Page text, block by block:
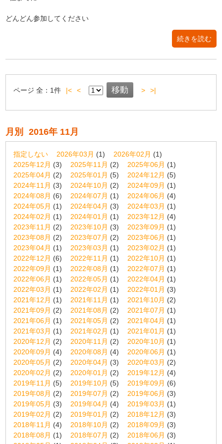
どんどん参加してください
続きを読む
ページ 全： 1件 |< < > >|
月別 2016年 11月
指定しない 2026年03月 (1) 2026年02月 (1)
2025年12月 (3) 2025年11月 (2) 2025年06月 (1)
2025年04月 (2) 2025年01月 (5) 2024年12月 (5)
2024年11月 (3) 2024年10月 (2) 2024年09月 (1)
2024年08月 (6) 2024年07月 (1) 2024年06月 (4)
2024年05月 (1) 2024年04月 (3) 2024年03月 (1)
2024年02月 (1) 2024年01月 (1) 2023年12月 (4)
2023年11月 (2) 2023年10月 (3) 2023年09月 (1)
2023年08月 (2) 2023年07月 (2) 2023年06月 (1)
2023年04月 (1) 2023年03月 (1) 2023年02月 (1)
2022年12月 (6) 2022年11月 (1) 2022年10月 (1)
2022年09月 (1) 2022年08月 (1) 2022年07月 (1)
2022年06月 (1) 2022年05月 (1) 2022年04月 (1)
2022年03月 (1) 2022年02月 (1) 2022年01月 (3)
2021年12月 (1) 2021年11月 (1) 2021年10月 (2)
2021年09月 (2) 2021年08月 (2) 2021年07月 (1)
2021年06月 (1) 2021年05月 (2) 2021年04月 (1)
2021年03月 (1) 2021年02月 (1) 2021年01月 (1)
2020年12月 (2) 2020年11月 (2) 2020年10月 (1)
2020年09月 (4) 2020年08月 (4) 2020年06月 (1)
2020年05月 (2) 2020年04月 (3) 2020年03月 (2)
2020年02月 (2) 2020年01月 (2) 2019年12月 (4)
2019年11月 (5) 2019年10月 (5) 2019年09月 (6)
2019年08月 (2) 2019年07月 (2) 2019年06月 (3)
2019年05月 (3) 2019年04月 (4) 2019年03月 (1)
2019年02月 (2) 2019年01月 (2) 2018年12月 (3)
2018年11月 (4) 2018年10月 (2) 2018年09月 (3)
2018年08月 (1) 2018年07月 (2) 2018年06月 (3)